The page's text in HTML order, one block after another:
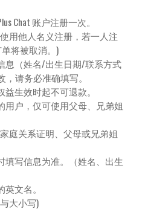
Chat 账户注册一次。
用他人名义注册，若一人注
将被取消。)
息（姓名/出生日期/联系方式
请务必准确填写。
生效时起不可退款。
用户，仅可使用父母、兄弟姐
庭关系证明、父母或兄弟姐
填写信息为准。（姓名、出生
文名。
大小写)